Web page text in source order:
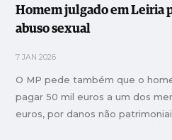
Homem julgado em Leiria
abuso sexual
7 JAN 2026
O MP pede também que o
pagar 50 mil euros a um dos
euros, por danos não